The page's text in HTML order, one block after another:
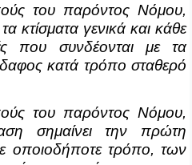
του παρόντος Νόμου,
κτίσματα γενικά και κάθε
που συνδέονται με τα
κατά τρόπο σταθερό
του παρόντος Νόμου,
σημαίνει την πρώτη
οποιοδήποτε τρόπο, των